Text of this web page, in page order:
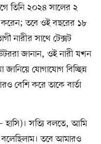
তিনি ২০২৪ সালের ২
করেন; তবে ওই বছরের ১৮
নারীর সাথে টেক্সট
জানান, ওই নারী যখন
যোগাযোগ বিচ্ছিন্ন
বেশি করে তাকে বার্তা
সত্যি বলতে, আমি
তবে আমারও